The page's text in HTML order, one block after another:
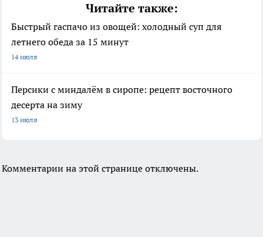
Читайте также:
Быстрый гаспачо из овощей: холодный суп для
летнего обеда за 15 минут
14 июля
Персики с миндалём в сиропе: рецепт восточного
десерта на зиму
13 июля
Комментарии на этой странице отключены.